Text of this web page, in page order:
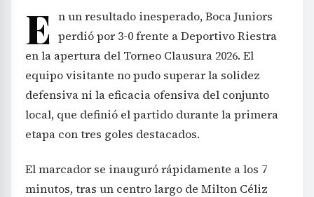
E n un resultado inesperado, Boca Juniors
perdió por 3-0 frente a Deportivo Riestra
en la apertura del Torneo Clausura 2026. El
equipo visitante no pudo superar la solidez
defensiva ni la eficacia ofensiva del conjunto
local, que definió el partido durante la primera
etapa con tres goles destacados.
El marcador se inauguró rápidamente a los 7
minutos, tras un centro largo de Milton Céliz